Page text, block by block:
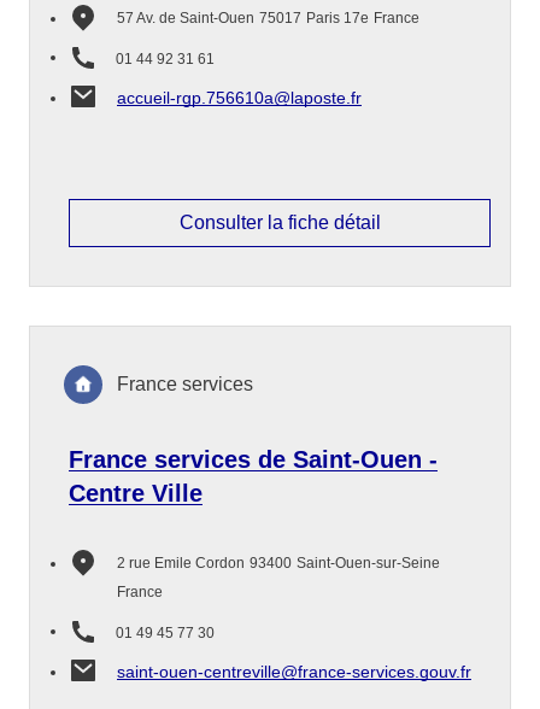
57 Av. de Saint-Ouen 75017 Paris 17e France
01 44 92 31 61
accueil-rgp.756610a@laposte.fr
Consulter la fiche détail
France services de Saint-Ouen -
Centre Ville
2 rue Emile Cordon 93400 Saint-Ouen-sur-Seine
France
01 49 45 77 30
saint-ouen-centreville@france-services.gouv.fr
France services